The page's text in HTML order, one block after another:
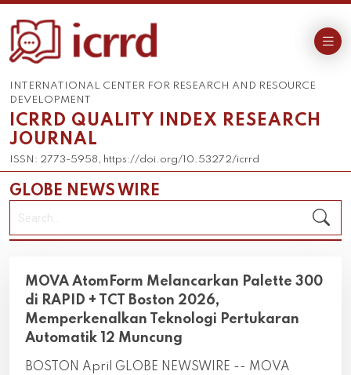
INTERNATIONAL CENTER FOR RESEARCH AND RESOURCE
DEVELOPMENT
ICRRD QUALITY INDEX RESEARCH
JOURNAL
ISSN: 2773-5958, https://doi.org/10.53272/icrrd
GLOBE NEWS WIRE
MOVA AtomForm Melancarkan Palette 300
di RAPID + TCT Boston 2026,
Memperkenalkan Teknologi Pertukaran
Automatik 12 Muncung
BOSTON April GLOBE NEWSWIRE -- MOVA